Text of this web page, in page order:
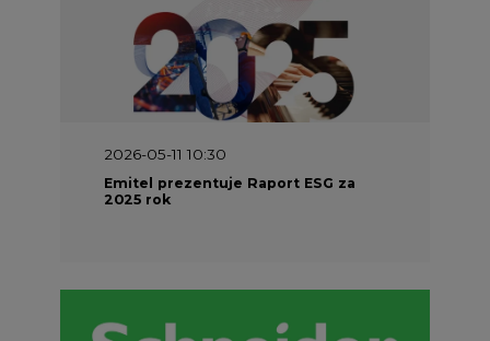
2026-05-11 10:30
Emitel prezentuje Raport ESG za
2025 rok